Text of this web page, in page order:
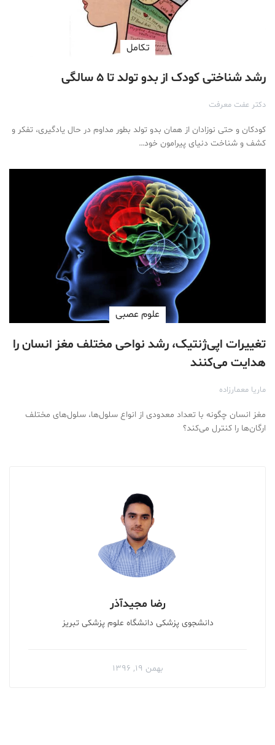
تكامل
رشد شناختی کودک از بدو تولد تا ۵ سالگی
دکتر عفت معرفت
کودکان و حتی نوزادان از همان بدو تولد بطور مداوم در حال یادگیری، تفکر و
کشف و شناخت دنیای پیرامون خود…
علوم عصبی
تغییرات اپی‌ژنتیک، رشد نواحی مختلف مغز انسان را
هدایت می‌کنند
ماریا معمارزاده
مغز انسان چگونه با تعداد معدودی از انواع سلو‌ل‌ها، سلول‌های مختلف
ارگان‌ها را کنترل می‌کند؟
رضا مجیدآذر
دانشجوی پزشکی دانشگاه علوم پزشکی تبریز
بهمن ۱۹, ۱۳۹۶